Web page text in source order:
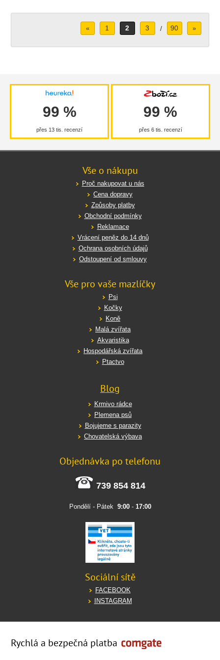
« 1 2 3 / 90 »
99 %
přes 13 tis. recenzí
99 %
přes 6 tis. recenzí
Vše o nákupu
Proč nakupovat u nás
Cena dopravy
Způsoby platby
Obchodní podmínky
Reklamace
Vrácení peněz do 14 dnů
Ochrana osobních údajů
Odstoupení od smlouvy
Vše pro vaše mazlíčky
Psi
Kočky
Koně
Malá zvířata
Akvaristika
Hospodářská zvířata
Ptactvo
Blog
Krmivo rádce
Plemena psů
Bojujeme s parazity
Chovatelská výbava
Objednávka po telefonu
739 854 814
Pondělí - Pátek 9:00- 17:00
Sociální sítě
FACEBOOK
INSTAGRAM
Rychlá a bezpečná platba